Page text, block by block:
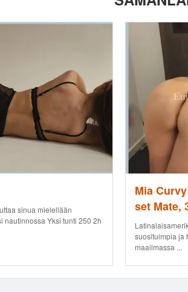
sinua mielellään
nautinnossa Yksi tunti 250 2h
Mia
set Mate,
suosituimpia ja
maailmassa ...